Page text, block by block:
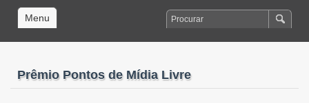
Menu
Prêmio Pontos de Mídia Livre